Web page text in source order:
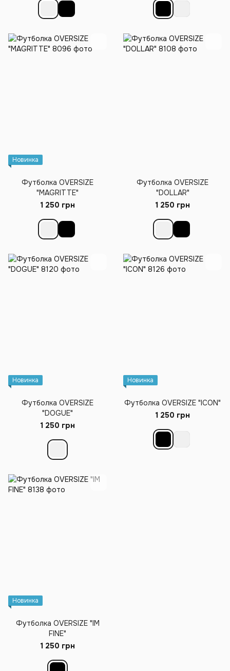
Новинка
Футболка OVERSIZE
"MAGRITTE"
1 250 грн
Футболка OVERSIZE
"DOLLAR"
1 250 грн
Новинка
Футболка OVERSIZE
"DOGUE"
1 250 грн
Новинка
Футболка OVERSIZE "ICON"
1 250 грн
Новинка
Футболка OVERSIZE "IM
FINE"
1 250 грн